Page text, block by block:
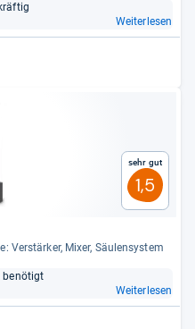
Weiterlesen
Sehr gut
1,5
Ver­stär­ker, Mixer, Säu­len­sys­tem
benö­tigt
Weiterlesen